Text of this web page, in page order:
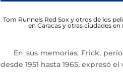
Tom Runnels Red Sox y otros de los
en Caracas y otras ciudades en
En sus memorias, Frick,
desde 1951 hasta 1965, expresó